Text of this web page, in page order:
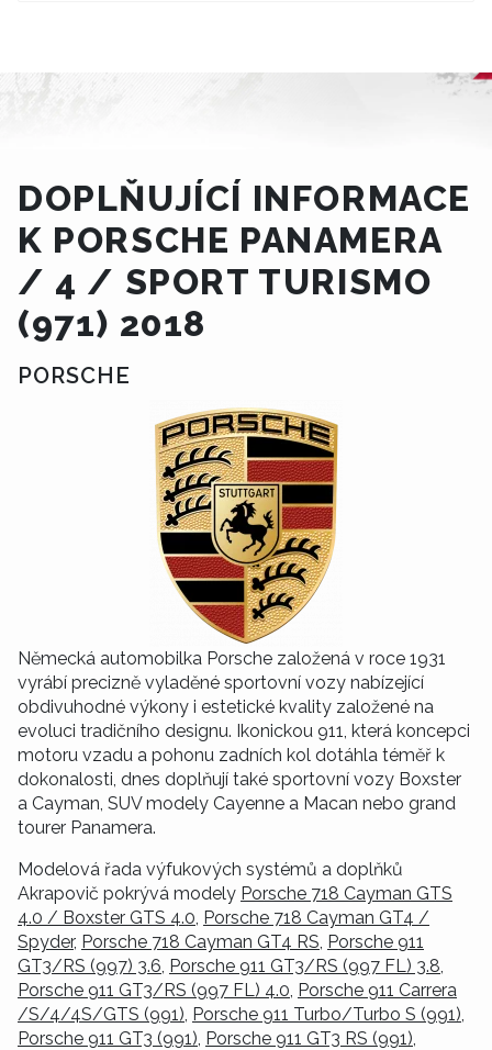
DOPLŇUJÍCÍ INFORMACE
K PORSCHE PANAMERA
/ 4 / SPORT TURISMO
(971) 2018
PORSCHE
Německá automobilka Porsche založená v roce 1931
vyrábí precizně vyladěné sportovní vozy nabízející
obdivuhodné výkony i estetické kvality založené na
evoluci tradičního designu. Ikonickou 911, která koncepci
motoru vzadu a pohonu zadních kol dotáhla téměř k
dokonalosti, dnes doplňují také sportovní vozy Boxster
a Cayman, SUV modely Cayenne a Macan nebo grand
tourer Panamera.
Modelová řada výfukových systémů a doplňků
Akrapovič pokrývá modely Porsche 718 Cayman GTS
4.0 / Boxster GTS 4.0, Porsche 718 Cayman GT4 /
Spyder, Porsche 718 Cayman GT4 RS, Porsche 911
GT3/RS (997) 3.6, Porsche 911 GT3/RS (997 FL) 3.8,
Porsche 911 GT3/RS (997 FL) 4.0, Porsche 911 Carrera
/S/4/4S/GTS (991), Porsche 911 Turbo/Turbo S (991),
Porsche 911 GT3 (991), Porsche 911 GT3 RS (991),